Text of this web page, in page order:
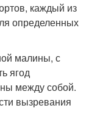
каждый из
определенных
малины, с
ягод
между собой.
вызревания